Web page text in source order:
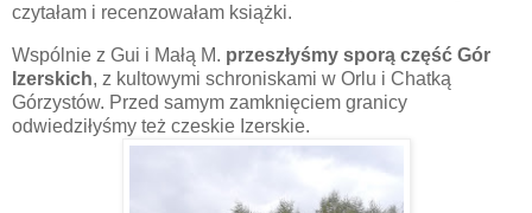
czytałam i recenzowałam książki.
Wspólnie z Gui i Małą M. przeszłyśmy sporą część Gór
Izerskich, z kultowymi schroniskami w Orlu i Chatką
Górzystów. Przed samym zamknięciem granicy
odwiedziłyśmy też czeskie Izerskie.